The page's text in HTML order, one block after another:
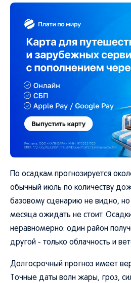
По осадкам прогнозируется
обычный июль по количеству
базовому сценарию не видно,
месяца ожидать не стоит.
неравномерно: один район
другой - только облачность и
Долгосрочный прогноз имеет
Точные даты волн жары, гроз,